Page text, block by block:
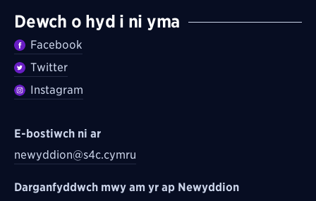
Dewch o hyd i ni yma
Facebook
Twitter
Instagram
E-bostiwch ni ar
newyddion@s4c.cymru
Darganfyddwch mwy am yr ap Newyddion